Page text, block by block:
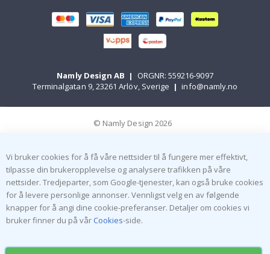
Namly Design AB |
ORGNR: 559216-9097
Terminalgatan 9, 23261 Arlöv, Sverige | info@namly.no
© Namly Design 2026
Vi bruker cookies for å få våre nettsider til å fungere mer effektivt,
tilpasse din brukeropplevelse og analysere trafikken på våre
nettsider. Tredjeparter, som Google-tjenester, kan også bruke cookies
for å levere personlige annonser. Vennligst velg en av følgende
knapper for å angi dine cookie-preferanser. Detaljer om cookies vi
bruker finner du på vår Cookies-side.